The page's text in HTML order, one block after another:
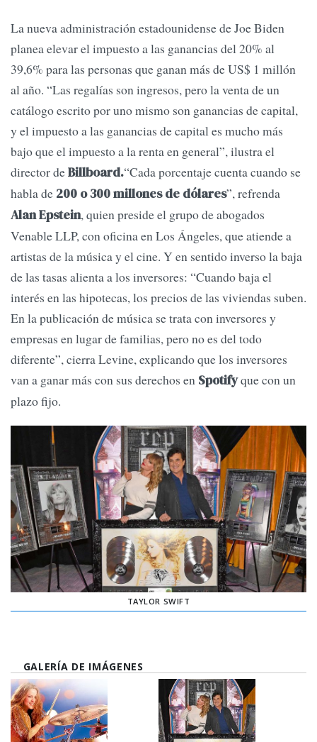
La nueva administración estadounidense de Joe Biden
planea elevar el impuesto a las ganancias del 20% al
39,6% para las personas que ganan más de US$ 1 millón
al año. “Las regalías son ingresos, pero la venta de un
catálogo escrito por uno mismo son ganancias de capital,
y el impuesto a las ganancias de capital es mucho más
bajo que el impuesto a la renta en general”, ilustra el
director deBillboard.“Cada porcentaje cuenta cuando se
habla de 200 o 300 millones de dólares”, refrenda
Alan Epstein, quien preside el grupo de abogados
Venable LLP, con oficina en Los Ángeles, que atiende a
artistas de la música y el cine. Y en sentido inverso la baja
de las tasas alienta a los inversores: “Cuando baja el
interés en las hipotecas, los precios de las viviendas suben.
En la publicación de música se trata con inversores y
empresas en lugar de familias, pero no es del todo
diferente”, cierra Levine, explicando que los inversores
van a ganar más con sus derechos en Spotifyque con un
plazo fijo.
TAYLOR SWIFT
GALERÍA DE IMÁGENES